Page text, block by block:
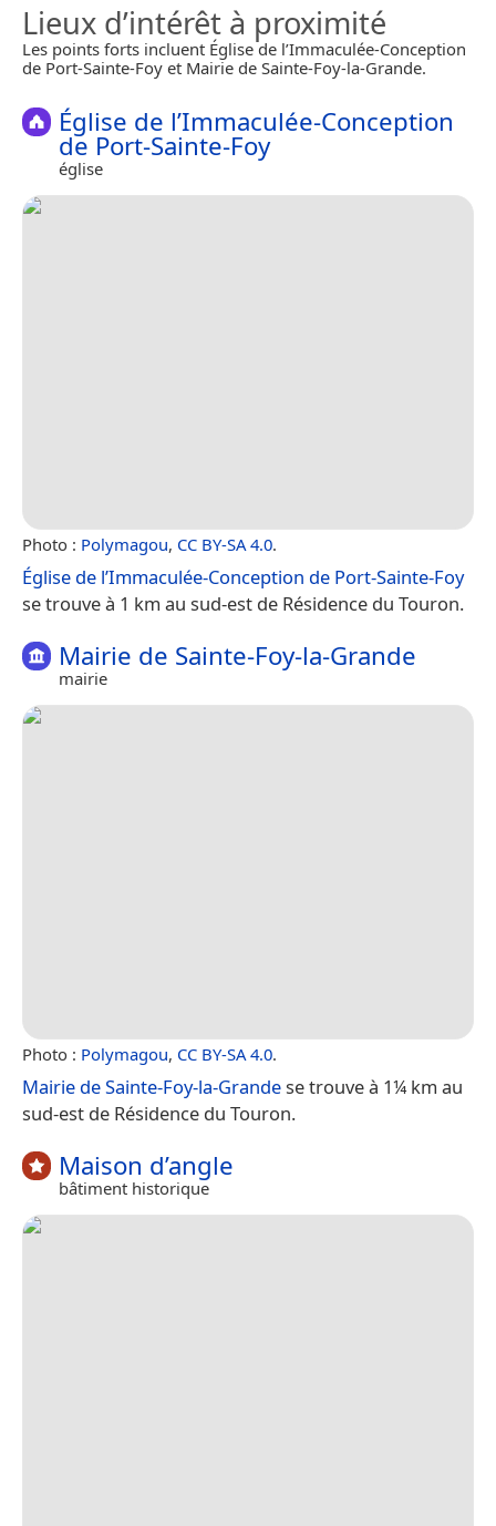
Lieux d’intérêt à proximité
Les points forts incluent Église de l’Immaculée-Conception
de Port-Sainte-Foy et Mairie de Sainte-Foy-la-Grande.
Église de l’Immaculée-Conception
de Port-Sainte-Foy
église
Photo : Polymagou, CC BY-SA 4.0.
Église de l’Immaculée-Conception de Port-Sainte-Foy
se trouve à 1 km au sud-est de Résidence du Touron.
Mairie de Sainte-Foy-la-Grande
mairie
Photo : Polymagou, CC BY-SA 4.0.
Mairie de Sainte-Foy-la-Grandese trouve à 1¼ km au
sud-est de Résidence du Touron.
Maison d’angle
bâtiment historique